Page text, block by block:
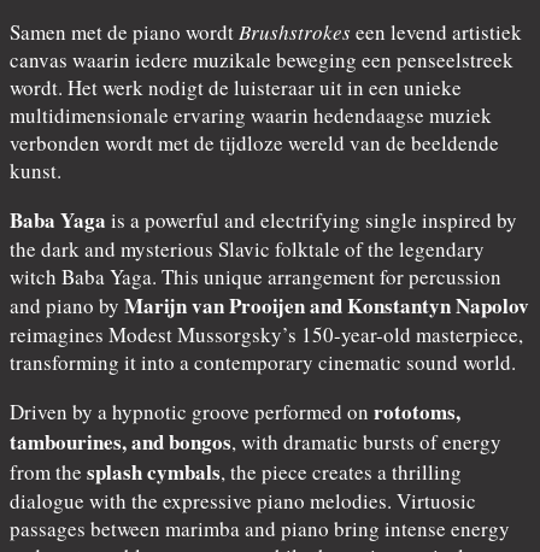
Samen met de piano wordtBrushstrokeseen levend artistiek
canvas waarin iedere muzikale beweging een penseelstreek
wordt. Het werk nodigt de luisteraar uit in een unieke
multidimensionale ervaring waarin hedendaagse muziek
verbonden wordt met de tijdloze wereld van de beeldende
kunst.
Baba Yaga is a powerful and electrifying single inspired by
the dark and mysterious Slavic folktale of the legendary
witch Baba Yaga. This unique arrangement for percussion
and piano by Marijn van Prooijen and Konstantyn Napolov
reimagines Modest Mussorgsky’s 150-year-old masterpiece,
transforming it into a contemporary cinematic sound world.
Driven by a hypnotic groove performed on rototoms,
tambourines, and bongos, with dramatic bursts of energy
from the splash cymbals, the piece creates a thrilling
dialogue with the expressive piano melodies. Virtuosic
passages between marimba and piano bring intense energy